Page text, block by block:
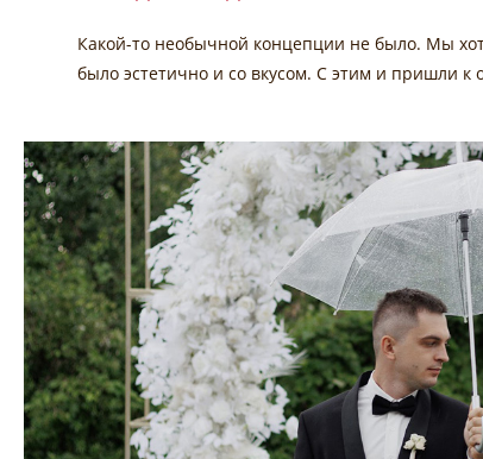
Какой-то необычной концепции не было. Мы
было эстетично и со вкусом. С этим и пришли к